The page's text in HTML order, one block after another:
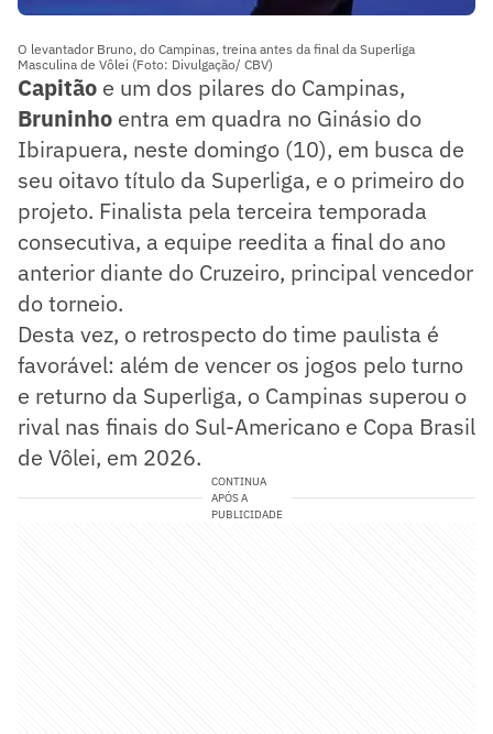
O levantador Bruno, do Campinas, treina antes da final da Superliga
Masculina de Vôlei (Foto: Divulgação/ CBV)
Capitão e um dos pilares do Campinas,
Bruninho entra em quadra no Ginásio do
Ibirapuera, neste domingo (10), em busca de
seu oitavo título da Superliga, e o primeiro do
projeto. Finalista pela terceira temporada
consecutiva, a equipe reedita a final do ano
anterior diante do Cruzeiro, principal vencedor
do torneio.
Desta vez, o retrospecto do time paulista é
favorável: além de vencer os jogos pelo turno
e returno da Superliga, o Campinas superou o
rival nas finais do Sul-Americano e Copa Brasil
de Vôlei, em 2026.
CONTINUA
APÓS A
PUBLICIDADE